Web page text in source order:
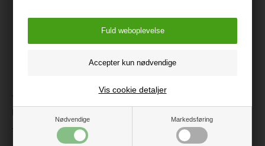
Nødvendige Markedsføring
Vis cookie detaljer
TRILLE Royal Forlærred,
Night
799 kr.